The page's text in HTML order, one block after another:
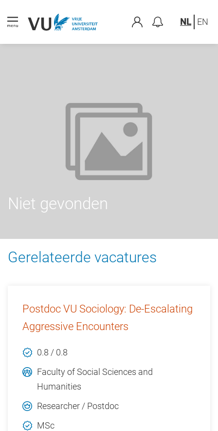
NL EN
Niet gevonden
Gerelateerde vacatures
Postdoc VU Sociology: De-Escalating
Aggressive Encounters
0.8 / 0.8
Faculty of Social Sciences and
Humanities
Researcher / Postdoc
MSc